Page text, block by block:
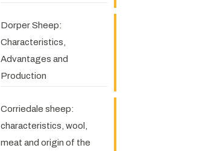
Dorper Sheep:
Characteristics,
Advantages and
Production
Corriedale sheep:
characteristics, wool,
meat and origin of the